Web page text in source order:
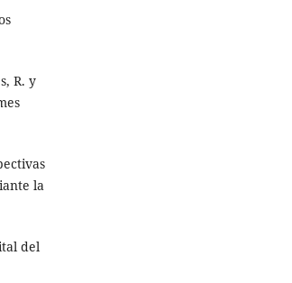
R. y
la
del